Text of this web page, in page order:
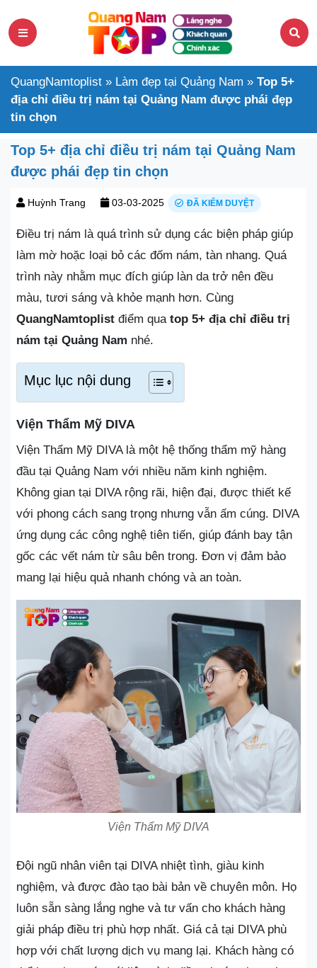
QuangNamtoplist » Làm đẹp tại Quảng Nam » Top 5+
địa chỉ điều trị nám tại Quảng Nam được phái đẹp
tin chọn
Top 5+ địa chỉ điều trị nám tại Quảng Nam
được phái đẹp tin chọn
Huỳnh Trang 03-03-2025 ĐÃ KIỂM DUYỆT
Điều trị nám là quá trình sử dụng các biện pháp giúp
làm mờ hoặc loại bỏ các đốm nám, tàn nhang. Quá
trình này nhằm mục đích giúp làn da trở nên đều
màu, tươi sáng và khỏe mạnh hơn. Cùng
QuangNamtoplist điểm qua top 5+ địa chỉ điều trị
nám tại Quảng Nam nhé.
Mục lục nội dung
Viện Thẩm Mỹ DIVA
Viện Thẩm Mỹ DIVA là một hệ thống thẩm mỹ hàng
đầu tại Quảng Nam với nhiều năm kinh nghiệm.
Không gian tại DIVA rộng rãi, hiện đại, được thiết kế
với phong cách sang trọng nhưng vẫn ấm cúng. DIVA
ứng dụng các công nghệ tiên tiến, giúp đánh bay tận
gốc các vết nám từ sâu bên trong. Đơn vị đảm bảo
mang lại hiệu quả nhanh chóng và an toàn.
Viện Thẩm Mỹ DIVA
Đội ngũ nhân viên tại DIVA nhiệt tình, giàu kinh
nghiệm, và được đào tạo bài bản về chuyên môn. Họ
luôn sẵn sàng lắng nghe và tư vấn cho khách hàng
giải pháp điều trị phù hợp nhất. Giá cả tại DIVA phù
hợp với chất lượng dịch vụ mang lại. Khách hàng có